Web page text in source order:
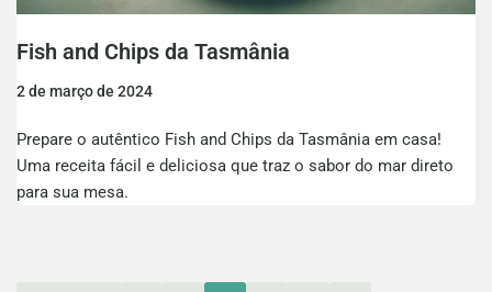
Fish and Chips da Tasmânia
2 de março de 2024
Prepare o autêntico Fish and Chips da Tasmânia em casa!
Uma receita fácil e deliciosa que traz o sabor do mar direto
para sua mesa.